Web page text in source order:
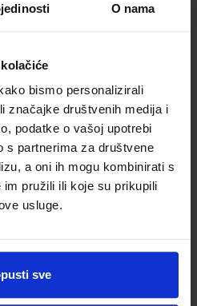
O nama
bismo personalizirali
značajke društvenih medija i
podatke o vašoj upotrebi
s partnerima za društvene
a oni ih mogu kombinirati s
pružili ili koje su prikupili
usluge.
sve
u sticku
20 g
€